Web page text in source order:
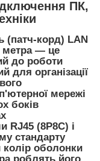
ПК,
(патч-корд) LAN
метра— це
до роботи
для організації
мережі
боків
RJ45 (8P8C) і
стандарту
колір оболонки